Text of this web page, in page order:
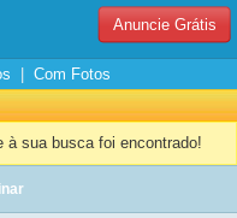
Anuncie Grátis
Com Fotos
à sua busca foi encontrado!